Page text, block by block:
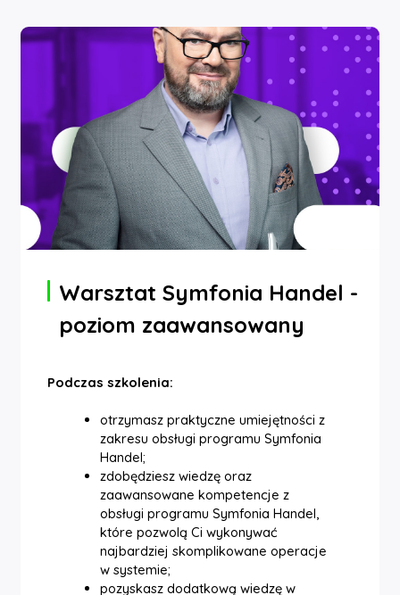
Warsztat Symfonia Handel -
poziom zaawansowany
Podczas szkolenia:
otrzymasz praktyczne umiejętności z
zakresu obsługi programu Symfonia
Handel;
zdobędziesz wiedzę oraz
zaawansowane kompetencje z
obsługi programu Symfonia Handel,
które pozwolą Ci wykonywać
najbardziej skomplikowane operacje
w systemie;
pozyskasz dodatkową wiedzę w